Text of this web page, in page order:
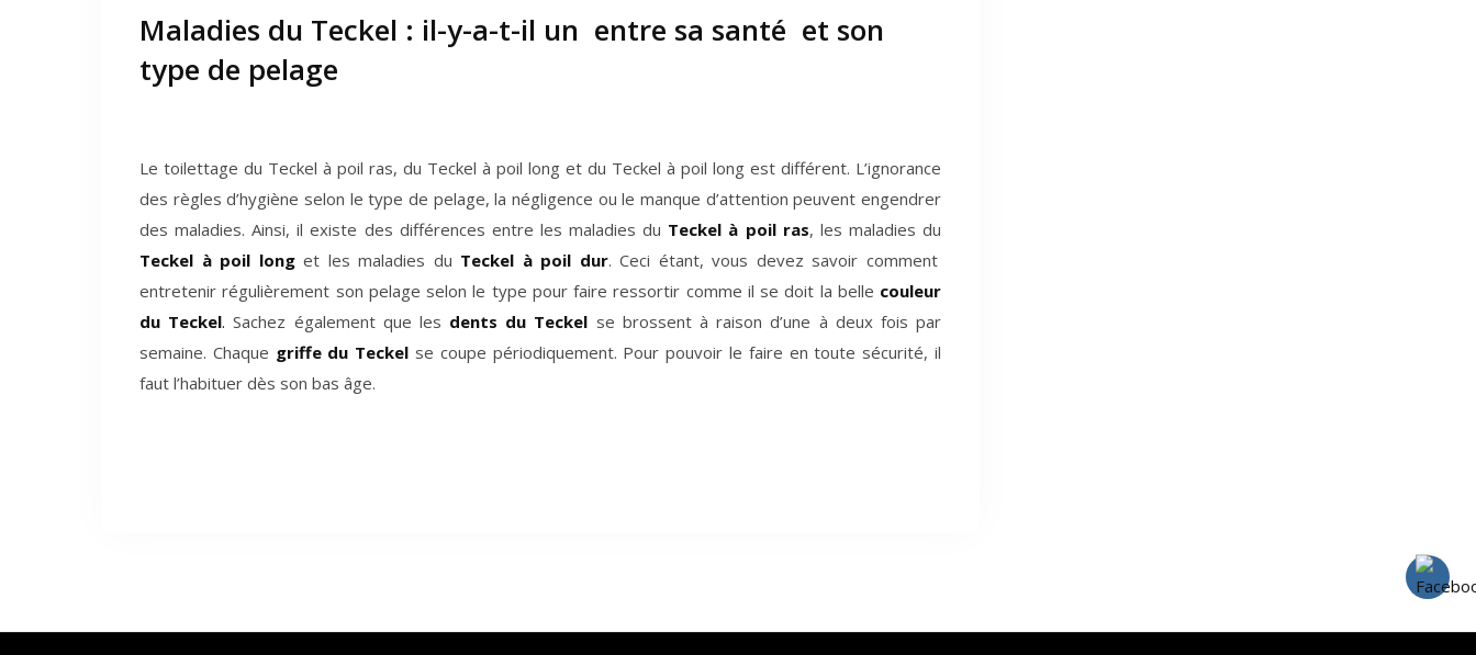
Maladies du Teckel : il-y-a-t-il un entre sa santé et son
type de pelage
Le toilettage du Teckel à poil ras, du Teckel à poil long et du Teckel à poil long est différent. L’ignorance
des règles d’hygiène selon le type de pelage, la négligence ou le manque d’attention peuvent engendrer
des maladies. Ainsi, il existe des différences entre les maladies du Teckel à poil ras, les maladies du
Teckel à poil longet les maladies du Teckel à poil dur. Ceci étant, vous devez savoir comment
entretenir régulièrement son pelage selon le type pour faire ressortir comme il se doit la belle couleur
du Teckel. Sachez également que les dents du Teckel se brossent à raison d’une à deux fois par
semaine. Chaque griffe du Teckel se coupe périodiquement. Pour pouvoir le faire en toute sécurité, il
faut l’habituer dès son bas âge.